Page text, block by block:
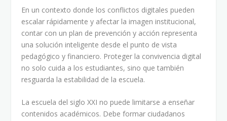
En un contexto donde los conflictos digitales pueden
escalar rápidamente y afectar la imagen institucional,
contar con un plan de prevención y acción representa
una solución inteligente desde el punto de vista
pedagógico y financiero. Proteger la convivencia digital
no solo cuida a los estudiantes, sino que también
resguarda la estabilidad de la escuela.
La escuela del siglo XXI no puede limitarse a enseñar
contenidos académicos. Debe formar ciudadanos